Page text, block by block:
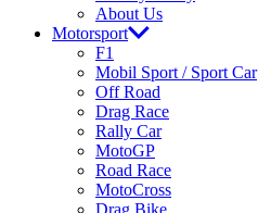
About Us
Motorsport
F1
Mobil Sport / Sport Car
Off Road
Drag Race
Rally Car
MotoGP
Road Race
MotoCross
Drag Bike